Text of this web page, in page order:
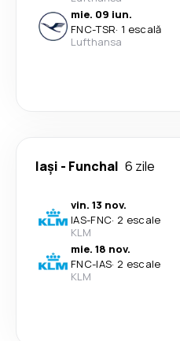
mie. 09 iun.
FNC-TSR· 1 escală
Lufthansa
Iași - Funchal 6 zile
vin. 13 nov.
IAS-FNC· 2 escale
KLM
mie. 18 nov.
FNC-IAS· 2 escale
KLM